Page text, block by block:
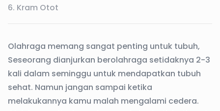
6. Kram Otot
Olahraga memang sangat penting untuk tubuh,
Seseorang dianjurkan berolahraga setidaknya 2-3
kali dalam seminggu untuk mendapatkan tubuh
sehat. Namun jangan sampai ketika
melakukannya kamu malah mengalami cedera.